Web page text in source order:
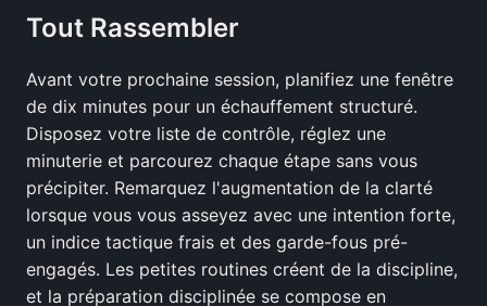
Tout Rassembler
Avant votre prochaine session, planifiez une fenêtre
de dix minutes pour un échauffement structuré.
Disposez votre liste de contrôle, réglez une
minuterie et parcourez chaque étape sans vous
précipiter. Remarquez l'augmentation de la clarté
lorsque vous vous asseyez avec une intention forte,
un indice tactique frais et des garde-fous pré-
engagés. Les petites routines créent de la discipline,
et la préparation disciplinée se compose en